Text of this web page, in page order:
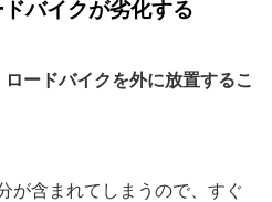
バイクが劣化する
ロードバイクを外に放置するこ
が含まれてしまうので、すぐ